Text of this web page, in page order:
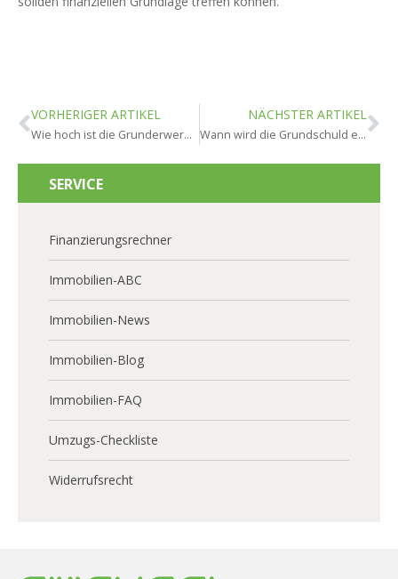
VORHERIGER ARTIKEL
Wie hoch ist die Grunderwerbsteuer in Oestrich-Winkel?
NÄCHSTER ARTIKEL
Wann wird die Grundschuld eingetragen in Oestrich-Winkel?
SERVICE
Finanzierungsrechner
Immobilien-ABC
Immobilien-News
Immobilien-Blog
Immobilien-FAQ
Umzugs-Checkliste
Widerrufsrecht